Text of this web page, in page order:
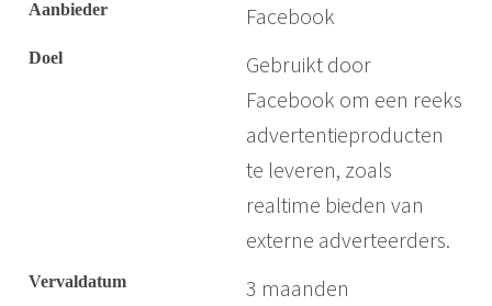
Facebook
Gebruikt door
Facebook om een reeks
advertentieproducten
te leveren, zoals
realtime bieden van
externe adverteerders.
3 maanden